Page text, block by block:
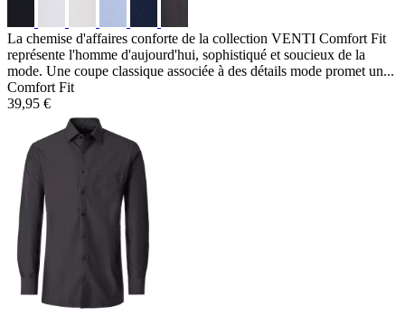
La chemise d'affaires conforte de la collection VENTI Comfort Fit
représente l'homme d'aujourd'hui, sophistiqué et soucieux de la
mode. Une coupe classique associée à des détails mode promet un...
Comfort Fit
39,95 €